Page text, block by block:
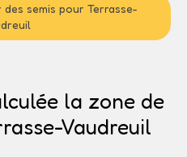
semis pour Terrasse-
la zone de
Vaudreuil